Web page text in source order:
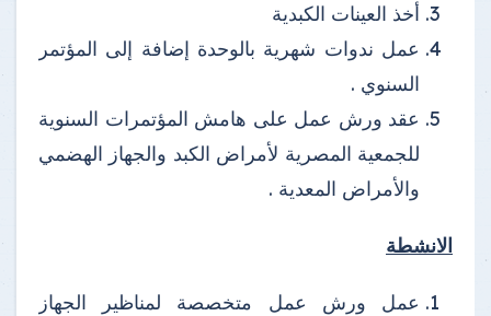
أخذ العينات الكبدية
عمل ندوات شهرية بالوحدة إضافة إلى المؤتمر
السنوي .
عقد ورش عمل على هامش المؤتمرات السنوية
للجمعية المصرية لأمراض الكبد والجهاز الهضمي
والأمراض المعدية .
الانشطة
عمل ورش عمل متخصصة لمناظير الجهاز